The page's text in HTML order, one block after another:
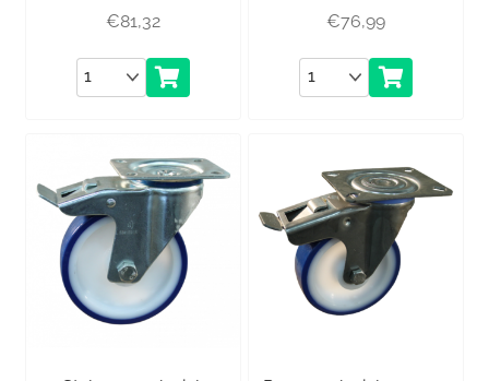
€81,32
Aantal
€76,99
Aantal